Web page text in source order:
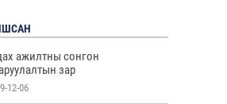
ажилтны сонгон
зар
12-06